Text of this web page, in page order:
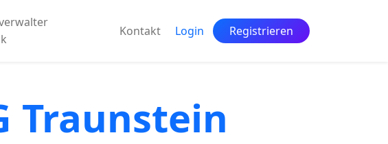
Kontakt Login Registrieren
Traunstein